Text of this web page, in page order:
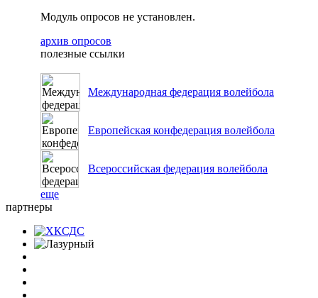
Модуль опросов не установлен.
архив опросов
полезные ссылки
Международная федерация волейбола
Европейская конфедерация волейбола
Всероссийская федерация волейбола
еще
партнеры